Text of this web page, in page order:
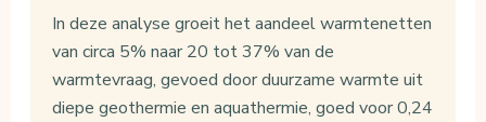
In deze analyse groeit het aandeel warmtenetten
van circa 5% naar 20 tot 37% van de
warmtevraag, gevoed door duurzame warmte uit
diepe geothermie en aquathermie, goed voor 0,24